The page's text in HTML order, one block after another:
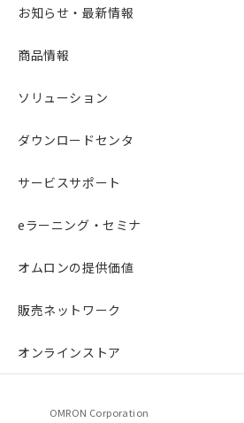
お知らせ・最新情報
商品情報
ソリューション
ダウンロードセンタ
サービスサポート
eラーニング・セミナ
オムロンの提供価値
販売ネットワーク
オンラインストア
OMRON Corporation